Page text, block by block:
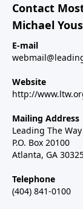
Contact
Michael
E-mail
Website
http://
Mailing Address
Leading The Way
P.O. Box 20100
Atlanta, GA
Telephone
(404) 841-0100